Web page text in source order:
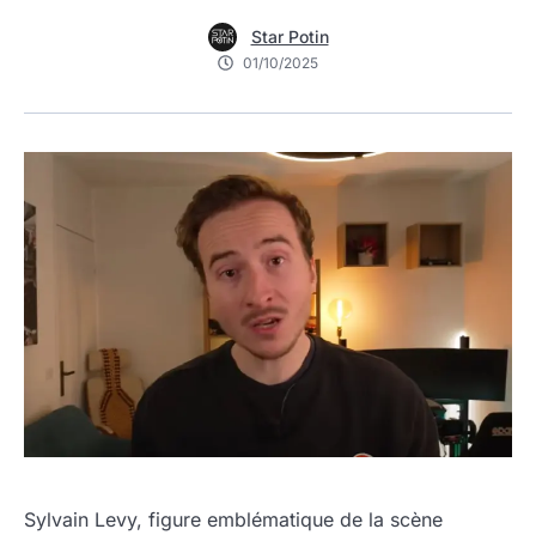
Star Potin
01/10/2025
Sylvain Levy, figure emblématique de la scène